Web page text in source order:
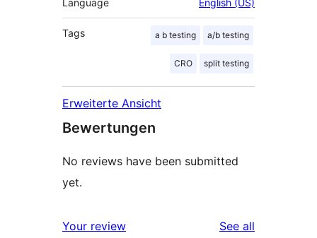
Language English (US)
Tags a b testing a/b testing
CRO split testing
Erweiterte Ansicht
Bewertungen
No reviews have been submitted
yet.
Your review See all